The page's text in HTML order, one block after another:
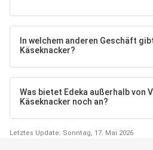
In welchem anderen Geschäft
Käseknacker?
Was bietet Edeka außerhalb von
Käseknacker noch an?
Letztes Update: Sonntag, 17. Mai 2026